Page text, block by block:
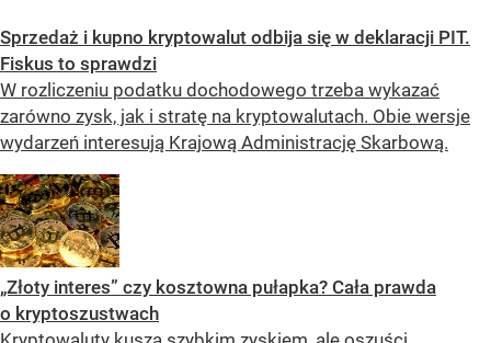
Sprzedaż i kupno kryptowalut odbija się w deklaracji PIT.
Fiskus to sprawdzi
W rozliczeniu podatku dochodowego trzeba wykazać
zarówno zysk, jak i stratę na kryptowalutach. Obie wersje
wydarzeń interesują Krajową Administrację Skarbową.
„Złoty interes” czy kosztowna pułapka? Cała prawda
o kryptoszustwach